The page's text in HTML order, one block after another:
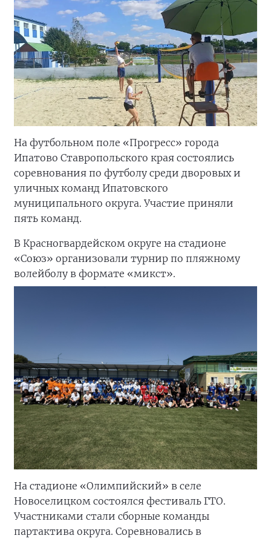
На футбольном поле «Прогресс» города
Ипатово Ставропольского края состоялись
соревнования по футболу среди дворовых и
уличных команд Ипатовского
муниципального округа. Участие приняли
пять команд.
В Красногвардейском округе на стадионе
«Союз» организовали турнир по пляжному
волейболу в формате «микст».
На стадионе «Олимпийский» в селе
Новоселицком состоялся фестиваль ГТО.
Участниками стали сборные команды
партактива округа. Соревновались в